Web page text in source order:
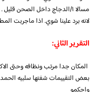
لانه برد علينا شوي. اذا ماجربت
التقرير الثاني:
المكان جدا مرتب ونظافه وحتى
بعض التقييمات شفتها سلبيه